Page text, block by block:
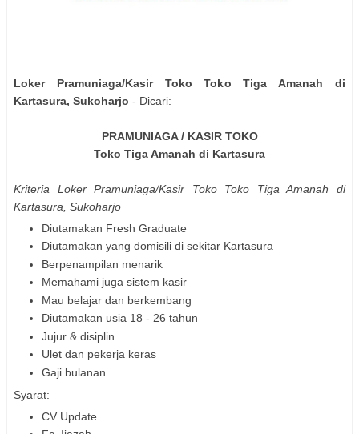
Loker Pramuniaga/Kasir Toko Toko Tiga Amanah di
Kartasura, Sukoharjo - Dicari:
PRAMUNIAGA / KASIR TOKO
Toko Tiga Amanah di Kartasura
Kriteria Loker Pramuniaga/Kasir Toko Toko Tiga Amanah di
Kartasura, Sukoharjo
Diutamakan Fresh Graduate
Diutamakan yang domisili di sekitar Kartasura
Berpenampilan menarik
Memahami juga sistem kasir
Mau belajar dan berkembang
Diutamakan usia 18 - 26 tahun
Jujur & disiplin
Ulet dan pekerja keras
Gaji bulanan
Syarat:
CV Update